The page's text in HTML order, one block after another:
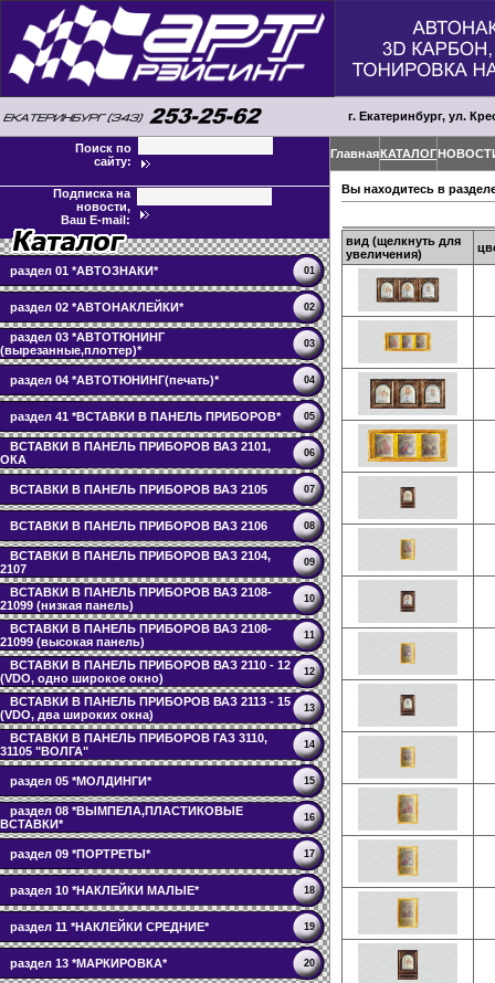
г. Екатеринбург, ул.
Поиск по
сайту:
Подписка на
новости,
Ваш E-mail:
раздел 01 *АВТОЗНАКИ* 01
раздел 02 *АВТОНАКЛЕЙКИ* 02
раздел 03 *АВТОТЮНИНГ
(вырезанные,плоттер)*
03
раздел 04 *АВТОТЮНИНГ(печать)* 04
раздел 41 *ВСТАВКИ В ПАНЕЛЬ ПРИБОРОВ* 05
ВСТАВКИ В ПАНЕЛЬ ПРИБОРОВ ВАЗ 2101,
ОКА
06
ВСТАВКИ В ПАНЕЛЬ ПРИБОРОВ ВАЗ 2105 07
ВСТАВКИ В ПАНЕЛЬ ПРИБОРОВ ВАЗ 2106 08
ВСТАВКИ В ПАНЕЛЬ ПРИБОРОВ ВАЗ 2104,
2107
09
ВСТАВКИ В ПАНЕЛЬ ПРИБОРОВ ВАЗ 2108-
21099 (низкая панель)
10
ВСТАВКИ В ПАНЕЛЬ ПРИБОРОВ ВАЗ 2108-
21099 (высокая панель)
11
ВСТАВКИ В ПАНЕЛЬ ПРИБОРОВ ВАЗ 2110 - 12
(VDO, одно широкое окно)
12
ВСТАВКИ В ПАНЕЛЬ ПРИБОРОВ ВАЗ 2113 - 15
(VDO, два широких окна)
13
ВСТАВКИ В ПАНЕЛЬ ПРИБОРОВ ГАЗ 3110,
31105 "ВОЛГА"
14
раздел 05 *МОЛДИНГИ* 15
раздел 08 *ВЫМПЕЛА,ПЛАСТИКОВЫЕ
ВСТАВКИ*
16
раздел 09 *ПОРТРЕТЫ* 17
раздел 10 *НАКЛЕЙКИ МАЛЫЕ* 18
раздел 11 *НАКЛЕЙКИ СРЕДНИЕ* 19
раздел 13 *МАРКИРОВКА* 20
ГлавнаяКАТАЛОГ
Вы находитесь в
вид (щелкнуть для
увеличения)